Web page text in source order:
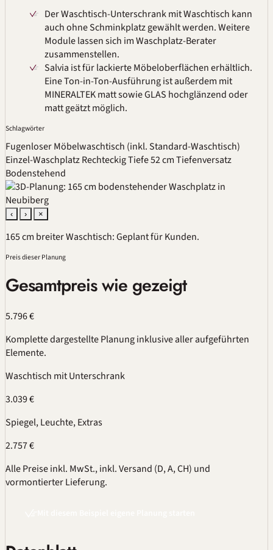
Der Waschtisch-Unterschrank mit Waschtisch kann
auch ohne Schminkplatz gewählt werden. Weitere
Module lassen sich imWaschplatz-Berater
zusammenstellen.
Salvia ist für lackierte Möbeloberflächen erhältlich.
Eine Ton-in-Ton-Ausführung ist außerdem mit
MINERALTEKmatt sowie GLAS hochglänzend oder
matt geätzt möglich.
Schlagwörter
Fugenloser Möbelwaschtisch (inkl. Standard-Waschtisch)
Einzel-WaschplatzRechteckigTiefe 52 cmTiefenversatz
Bodenstehend
‹ › ×
165 cm breiter Waschtisch: Geplant für Kunden.
Preis dieser Planung
Gesamtpreis wie gezeigt
5.796 €
Komplette dargestellte Planung inklusive aller aufgeführten
Elemente.
Waschtisch mit Unterschrank
3.039 €
Spiegel, Leuchte, Extras
2.757 €
Alle Preise inkl. MwSt., inkl. Versand (D, A, CH) und
vormontierter Lieferung.